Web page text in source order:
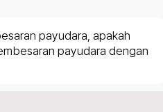
payudara, apakah
payudara dengan